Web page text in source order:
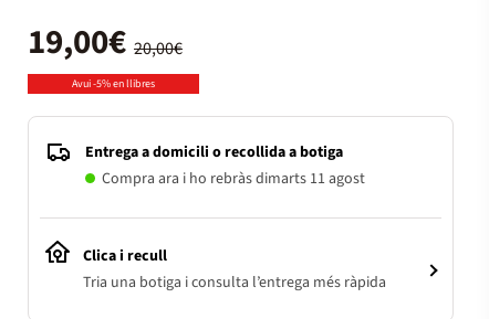
20,00€
19,00€
Avui -5% en llibres
Entrega a domicili o recollida a botiga
Compra ara i ho rebràs dimarts 11 agost
Clica i recull
Tria una botiga i consulta l’entrega més ràpida